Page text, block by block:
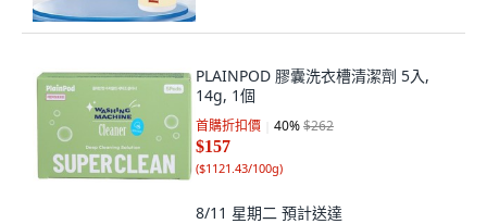
PLAINPOD 膠囊洗衣槽清潔劑 5入,
14g, 1個
首購折扣價 40%$262
$157
($1121.43/100g)
8/11 星期二 預計送達